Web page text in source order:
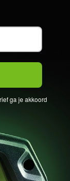
ga je akkoord